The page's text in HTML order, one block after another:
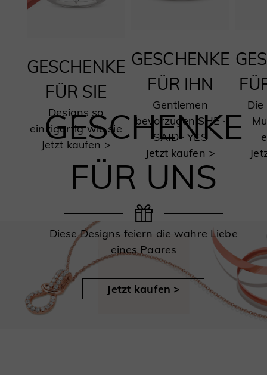
GESCHENKE
FÜR SIE
Designs so
einzigartig wie sie
Jetzt kaufen >
GESCHENKE
FÜR IHN
Gentlemen
bevorzugen SHE ·
SAID · YES
Jetzt kaufen >
GESCHENKE
FÜR UNS
Diese Designs feiern die wahre Liebe
eines Paares
Jetzt kaufen >